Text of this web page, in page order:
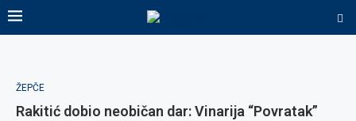
ŽEPČE
Rakitić dobio neobičan dar: Vinarija “Povratak”